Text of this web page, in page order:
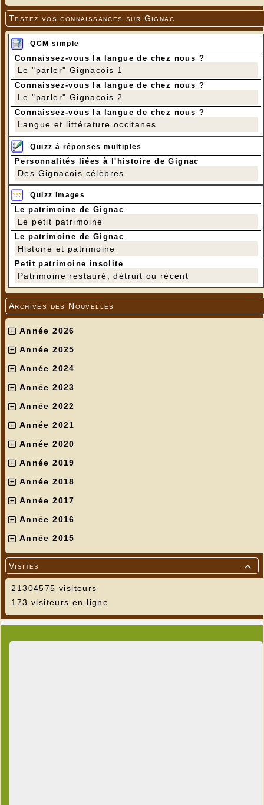
Testez vos connaissances sur Gignac
QCM simple
Connaissez-vous la langue de chez nous ?
Le "parler" Gignacois 1
Connaissez-vous la langue de chez nous ?
Le "parler" Gignacois 2
Connaissez-vous la langue de chez nous ?
Langue et littérature occitanes
Quizz à réponses multiples
Personnalités liées à l'histoire de Gignac
Des Gignacois célèbres
Quizz images
Le patrimoine de Gignac
Le petit patrimoine
Le patrimoine de Gignac
Histoire et patrimoine
Petit patrimoine insolite
Patrimoine restauré, détruit ou récent
Archives des Nouvelles
Année 2026
Année 2025
Année 2024
Année 2023
Année 2022
Année 2021
Année 2020
Année 2019
Année 2018
Année 2017
Année 2016
Année 2015

Visites
21304575 visiteurs
173 visiteurs en ligne